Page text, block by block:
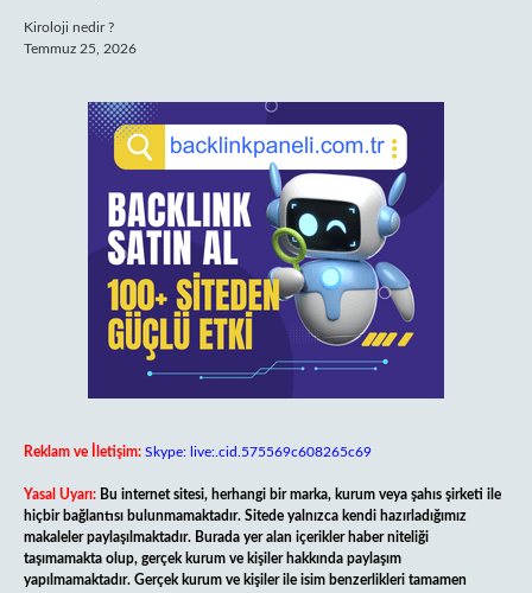
Kiroloji nedir ?
Temmuz 25, 2026
Reklam ve İletişim: Skype: live:.cid.575569c608265c69
Yasal Uyarı: Bu internet sitesi, herhangi bir marka, kurum veya şahıs şirketi ile
hiçbir bağlantısı bulunmamaktadır. Sitede yalnızca kendi hazırladığımız
makaleler paylaşılmaktadır. Burada yer alan içerikler haber niteliği
taşımamakta olup, gerçek kurum ve kişiler hakkında paylaşım
yapılmamaktadır. Gerçek kurum ve kişiler ile isim benzerlikleri tamamen